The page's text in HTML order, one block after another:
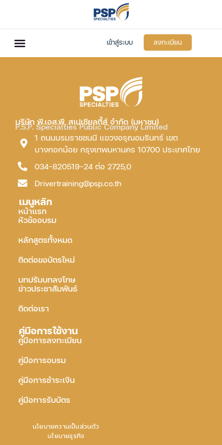
เข้าสู่ระบบ ลงทะเบียน
บริษัท พี.เอส.พี. สเปเชียลตี้ส์ จำกัด (มหาชน)
P.S.P. Specialties Public Company Limited
1 ถนนบรมราชชนนี แขวงอรุณอมรินทร์ เขต
บางกอกน้อย กรุงเทพมหานคร 10700 ประเทศไทย
034-820519-24 ต่อ 2725,0
Drivertraining@psp.co.th
เมนูหลัก
หน้าแรก
หัวข้ออบรม
หลักสูตรทั้งหมด
ติดต่อขอบัตรใหม่
บทปรับบทลงโทษ
ข่าวประชาสัมพันธ์
ติดต่อเรา
คู่มือการใช้งาน
คู่มือการลงทะเบียน
คู่มือการอบรม
คู่มือการชำระเงิน
คู่มือการรับบัตร
นโยบายความเป็นส่วนตัว
นโยบายธุรกิจ